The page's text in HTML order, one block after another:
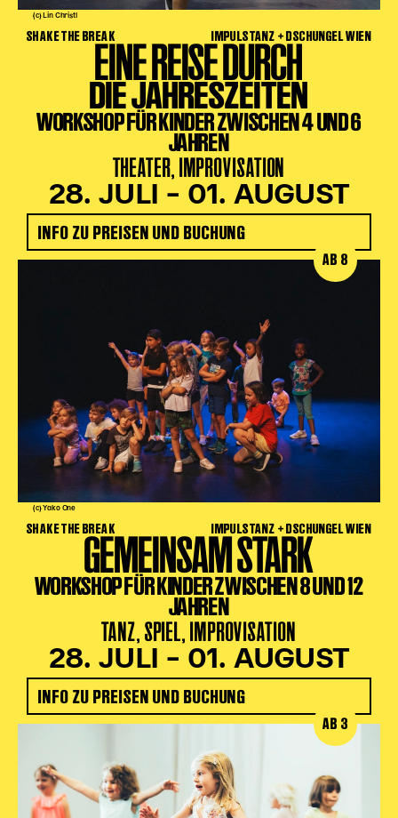
(c) Lin Christl
SHAKE THE BREAK IMPULSTANZ + DSCHUNGEL WIEN
EINE REISE DURCH
DIE JAHRESZEITEN
WORKSHOP FÜR KINDER ZWISCHEN 4 UND 6
JAHREN
THEATER, IMPROVISATION
28. JULI – 01. AUGUST
INFO ZU PREISEN UND BUCHUNG
(c) Yako One
AB 8
SHAKE THE BREAK IMPULSTANZ + DSCHUNGEL WIEN
GEMEINSAM STARK
WORKSHOP FÜR KINDER ZWISCHEN 8 UND 12
JAHREN
TANZ, SPIEL, IMPROVISATION
28. JULI – 01. AUGUST
INFO ZU PREISEN UND BUCHUNG
AB 3